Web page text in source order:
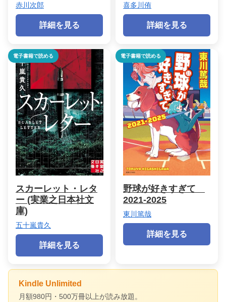
赤川次郎
詳細を見る
喜多川侑
詳細を見る
電子書籍で読める
スカーレット・レタ
ー (実業之日本社文
庫)
五十嵐貴久
詳細を見る
電子書籍で読める
野球が好きすぎて
2021‐2025
東川篤哉
詳細を見る
Kindle Unlimited
月額980円・500万冊以上が読み放題。